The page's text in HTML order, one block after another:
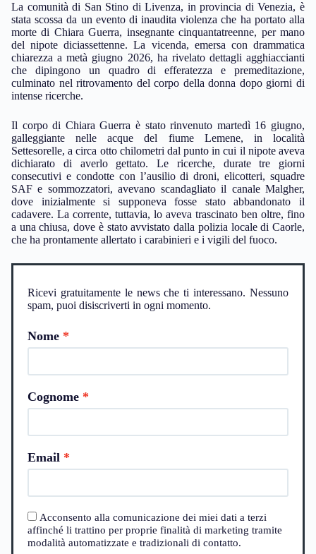
La comunità di San Stino di Livenza, in provincia di Venezia, è
stata scossa da un evento di inaudita violenza che ha portato alla
morte di Chiara Guerra, insegnante cinquantatreenne, per mano
del nipote diciassettenne. La vicenda, emersa con drammatica
chiarezza a metà giugno 2026, ha rivelato dettagli agghiaccianti
che dipingono un quadro di efferatezza e premeditazione,
culminato nel ritrovamento del corpo della donna dopo giorni di
intense ricerche.
Il corpo di Chiara Guerra è stato rinvenuto martedì 16 giugno,
galleggiante nelle acque del fiume Lemene, in località
Settesorelle, a circa otto chilometri dal punto in cui il nipote aveva
dichiarato di averlo gettato. Le ricerche, durate tre giorni
consecutivi e condotte con l’ausilio di droni, elicotteri, squadre
SAF e sommozzatori, avevano scandagliato il canale Malgher,
dove inizialmente si supponeva fosse stato abbandonato il
cadavere. La corrente, tuttavia, lo aveva trascinato ben oltre, fino
a una chiusa, dove è stato avvistato dalla polizia locale di Caorle,
che ha prontamente allertato i carabinieri e i vigili del fuoco.
Ricevi gratuitamente le news che ti interessano. Nessuno
spam, puoi disiscriverti in ogni momento.
Nome
Cognome
Email
Acconsento alla comunicazione dei miei dati a terzi
affinché li trattino per proprie finalità di marketing tramite
modalità automatizzate e tradizionali di contatto.